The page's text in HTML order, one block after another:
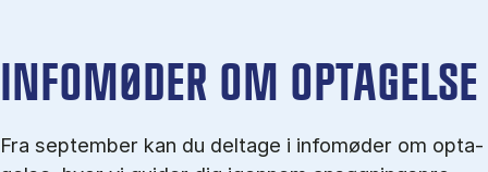
IN­FO­MØ­DER OM OP­TA­GEL­SE
Fra september kan du del­tage i in­fo­mø­der om op­ta­